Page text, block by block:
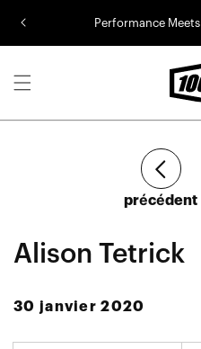
Performance
Alison Tetrick
30 janvier 2020
Article
précédent